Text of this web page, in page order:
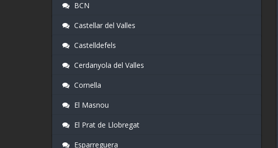
BCN
Castellar del Valles
Castelldefels
Cerdanyola del Valles
Cornella
El Masnou
El Prat de Llobregat
Esparreguera